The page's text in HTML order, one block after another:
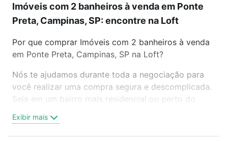
Imóveis com 2 banheiros à venda em Ponte
Preta, Campinas, SP: encontre na Loft
Por que comprar Imóveis com 2 banheiros à venda
em Ponte Preta, Campinas, SP na Loft?
Nós te ajudamos durante toda a negociação para
você realizar uma compra segura e descomplicada.
Seja em um bairro mais residencial ou perto do
oferta ideal de Imóveis com 2 banheiros à venda em
Ponte Preta, Campinas, SP para conquistar seu
Exibir mais